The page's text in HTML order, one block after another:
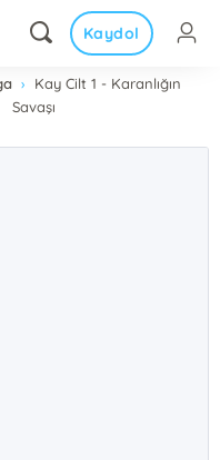
Kaydol
Kay Cilt 1 - Karanlığın
Savaşı